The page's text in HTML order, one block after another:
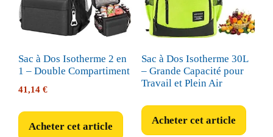
Sac à Dos Isotherme 2 en
1 – Double Compartiment
41,14 €
Acheter cet article
Sac à Dos Isotherme 30L
– Grande Capacité pour
Travail et Plein Air
Acheter cet article